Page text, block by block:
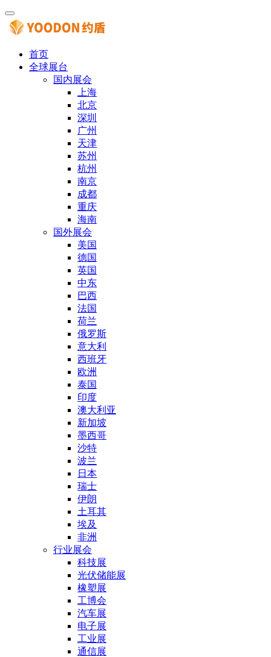
首页
全球展台
国内展会
上海
北京
深圳
广州
天津
苏州
杭州
南京
成都
重庆
海南
国外展会
美国
德国
英国
中东
巴西
法国
荷兰
俄罗斯
意大利
西班牙
欧洲
泰国
印度
澳大利亚
新加坡
墨西哥
沙特
波兰
日本
瑞士
伊朗
土耳其
埃及
非洲
行业展会
科技展
光伏储能展
橡塑展
工博会
汽车展
电子展
工业展
通信展